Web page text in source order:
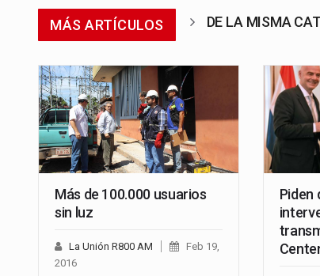
MÁS ARTÍCULOS DE LA MISMA
Más de 100.000 usuarios
sin luz
La Unión R800 AM
Feb 19,
2016
Piden